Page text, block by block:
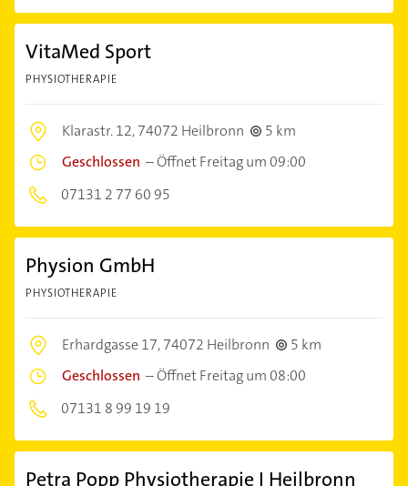
VitaMed Sport
PHYSIOTHERAPIE
Klarastr. 12,74072 Heilbronn
5 km
Geschlossen –Öffnet Freitag um 09:00
07131 2 77 60 95
Physion GmbH
PHYSIOTHERAPIE
Erhardgasse 17,74072 Heilbronn
5 km
Geschlossen –Öffnet Freitag um 08:00
07131 8 99 19 19
Petra Popp Physiotherapie I Heilbronn